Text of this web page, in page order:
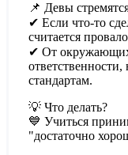
📌 Девы
✔ Если что-то
считается
✔ От
ответственности,
стандартам.
💡 Что делать?
💙 Учиться
"достаточно